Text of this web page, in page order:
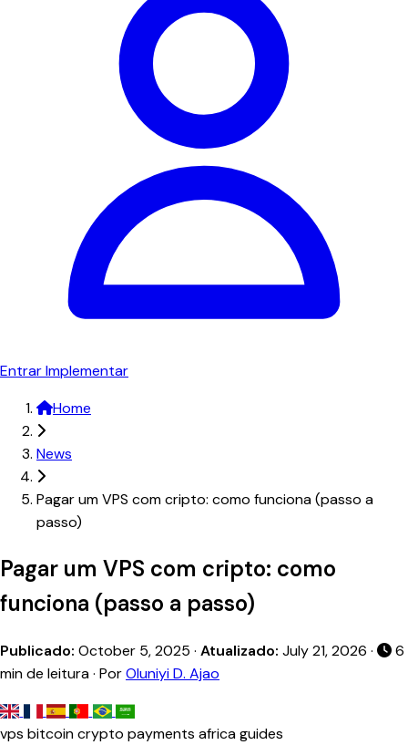
EntrarImplementar
Home
News
Pagar um VPS com cripto: como funciona (passo a
passo)
Pagar um VPS com cripto: como
funciona (passo a passo)
Publicado: October 5, 2025 · Atualizado: July 21, 2026 ·
6
min de leitura · PorOluniyi D. Ajao
vps bitcoincrypto payments africaguides